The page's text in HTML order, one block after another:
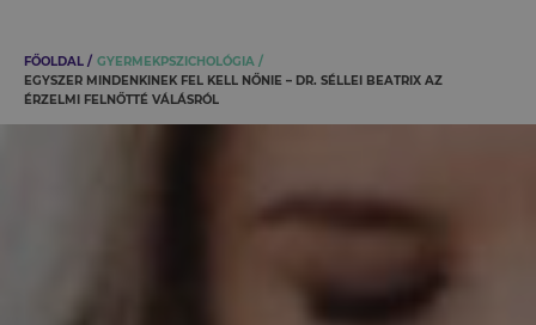
FŐOLDAL
GYERMEKPSZICHOLÓGIA
EGYSZER MINDENKINEK FEL KELL NŐNIE – DR. SÉLLEI BEATRIX AZ
ÉRZELMI FELNŐTTÉ VÁLÁSRÓL